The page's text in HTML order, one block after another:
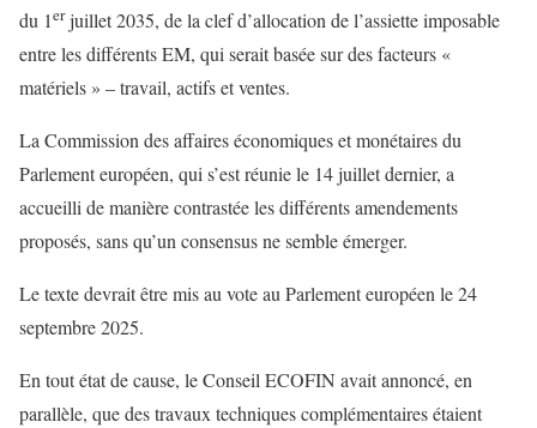
du 1erjuillet 2035, de la clef d’allocation de l’assiette imposable
entre les différents EM, qui serait basée sur des facteurs «
matériels » – travail, actifs et ventes.
La Commission des affaires économiques et monétaires du
Parlement européen, qui s’est réunie le 14 juillet dernier, a
accueilli de manière contrastée les différents amendements
proposés, sans qu’un consensus ne semble émerger.
Le texte devrait être mis au vote au Parlement européen le 24
septembre 2025.
En tout état de cause, le Conseil ECOFIN avait annoncé, en
parallèle, que des travaux techniques complémentaires étaient